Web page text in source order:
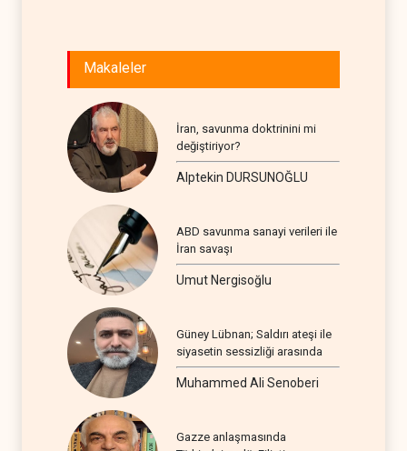
Makaleler
İran, savunma doktrinini mi
değiştiriyor?
Alptekin DURSUNOĞLU
ABD savunma sanayi verileri ile
İran savaşı
Umut Nergisoğlu
Güney Lübnan; Saldırı ateşi ile
siyasetin sessizliği arasında
Muhammed Ali Senoberi
Gazze anlaşmasında